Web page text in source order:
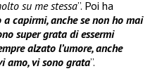
su me stessa”. Poi ha
capirmi, anche se non ho mai
super grata di essermi
alzato l’umore, anche
amo, vi sono grata”.